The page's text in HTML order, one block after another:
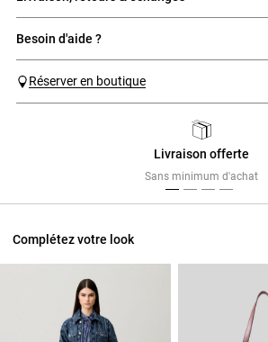
besoin d'aide ?
Réserver en boutique
Livraison offerte
Sans minimum d'achat
Complétez votre look